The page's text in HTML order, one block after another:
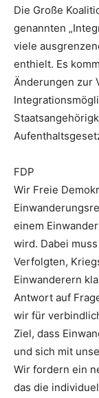
Die Große
genannten
viele
enthielt. Es
Änderungen zur
FDP
Wir Freie
einem
wird. Dabei
Verfolgten,
Einwanderern
Antwort auf
wir für
Ziel, dass
und sich mit
Wir fordern ein
das die